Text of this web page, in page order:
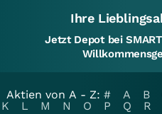
Ihre
Jetzt Depot bei
Aktien von A - Z: # A B
K
L M N O P Q R